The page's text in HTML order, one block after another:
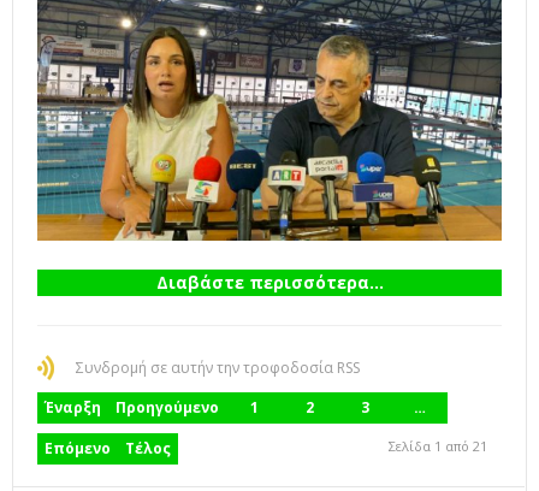
Διαβάστε περισσότερα...
Συνδρομή σε αυτήν την τροφοδοσία RSS
Έναρξη
Προηγούμενο 1 2 3
…
Επόμενο
Τέλος Σελίδα 1 από 21